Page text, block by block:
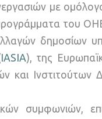
με
του
δημοσίων
IASIA), της
και
συμφωνιών,